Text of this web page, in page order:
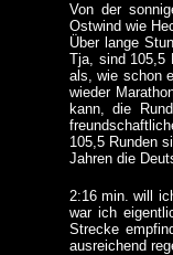
Von der
Ostwind wie
Über lange
Tja, sind 105,5
als, wie schon
wieder
kann, die
105,5 Runden
Jahren die
2:16 min. will
war ich
Strecke
ausreichend